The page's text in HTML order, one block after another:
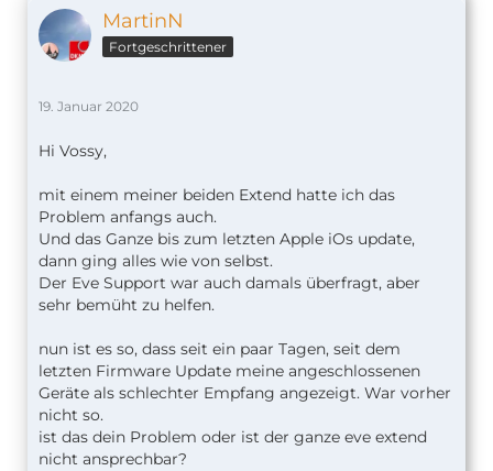
MartinN
Fortgeschrittener
19. Januar 2020
Hi Vossy,
mit einem meiner beiden Extend hatte ich das
Problem anfangs auch.
Und das Ganze bis zum letzten Apple iOs update,
dann ging alles wie von selbst.
Der Eve Support war auch damals überfragt, aber
sehr bemüht zu helfen.
nun ist es so, dass seit ein paar Tagen, seit dem
letzten Firmware Update meine angeschlossenen
Geräte als schlechter Empfang angezeigt. War vorher
nicht so.
ist das dein Problem oder ist der ganze eve extend
nicht ansprechbar?